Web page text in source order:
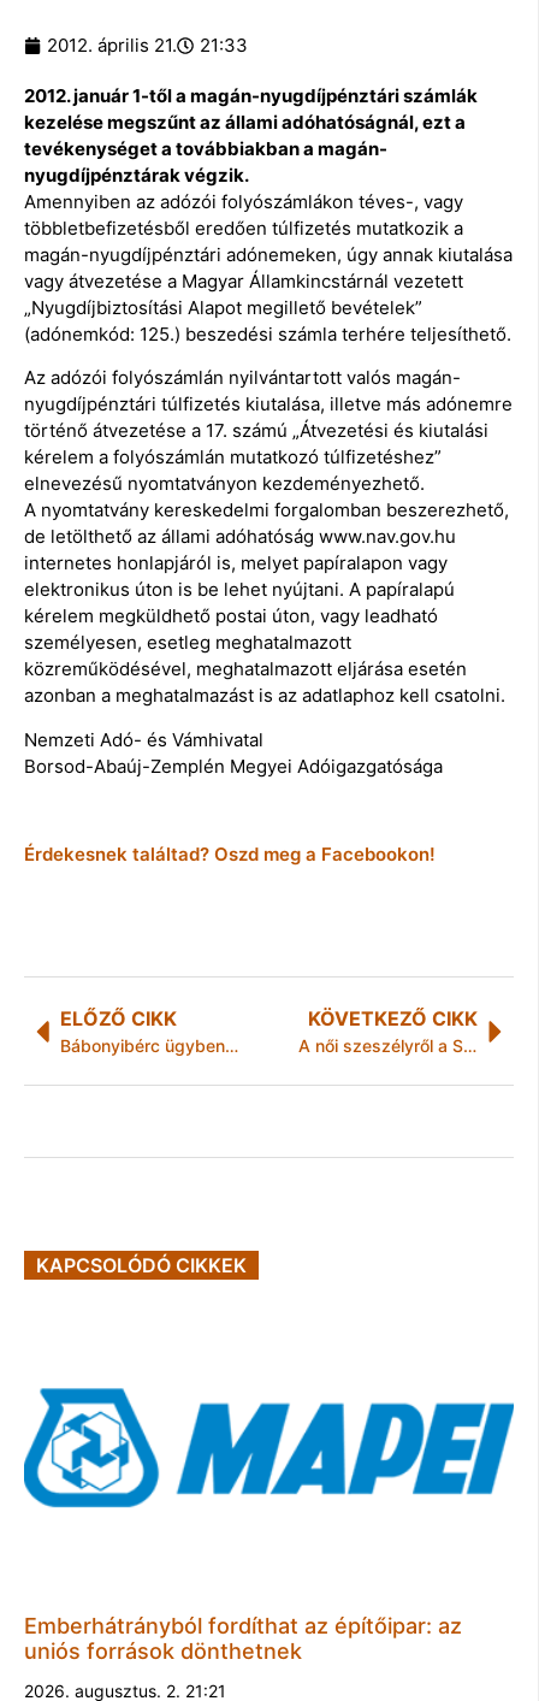
2012. április 21. 21:33
2012. január 1-től a magán-nyugdíjpénztári számlák
kezelése megszűnt az állami adóhatóságnál, ezt a
tevékenységet a továbbiakban a magán-
nyugdíjpénztárak végzik.
Amennyiben az adózói folyószámlákon téves-, vagy
többletbefizetésből eredően túlfizetés mutatkozik a
magán-nyugdíjpénztári adónemeken, úgy annak kiutalása
vagy átvezetése a Magyar Államkincstárnál vezetett
„Nyugdíjbiztosítási Alapot megillető bevételek”
(adónemkód: 125.) beszedési számla terhére teljesíthető.
Az adózói folyószámlán nyilvántartott valós magán-
nyugdíjpénztári túlfizetés kiutalása, illetve más adónemre
történő átvezetése a 17. számú „Átvezetési és kiutalási
kérelem a folyószámlán mutatkozó túlfizetéshez”
elnevezésű nyomtatványon kezdeményezhető.
A nyomtatvány kereskedelmi forgalomban beszerezhető,
de letölthető az állami adóhatóság www.nav.gov.hu
internetes honlapjáról is, melyet papíralapon vagy
elektronikus úton is be lehet nyújtani. A papíralapú
kérelem megküldhető postai úton, vagy leadható
személyesen, esetleg meghatalmazott
közreműködésével, meghatalmazott eljárása esetén
azonban a meghatalmazást is az adatlaphoz kell csatolni.
Nemzeti Adó- és Vámhivatal
Borsod-Abaúj-Zemplén Megyei Adóigazgatósága
Érdekesnek találtad? Oszd meg a Facebookon!
ELŐZŐ CIKK
Bábonyibérc ügyben intézkedett a Főkapitány
KÖVETKEZŐ CIKK
A női szeszélyről a Sztárportréban
KAPCSOLÓDÓ CIKKEK
Emberhátrányból fordíthat az építőipar: az
uniós források dönthetnek
2026. augusztus. 2. 21:21